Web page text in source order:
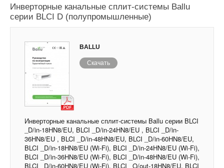
Инверторные канальные сплит-системы Ballu
серии BLCI D (полупромышленные)
BALLU
Скачать
Инверторные канальные сплит-системы Ballu серии BLCI
_D/in-18HN8/EU, BLCI _D/in-24HN8/EU , BLCI _D/in-
36HN8/EU , BLCI _D/in-48HN8/EU, BLCI _D/in-60HN8/EU,
BLCI _D/in-18HN8/EU (Wi-Fi), BLCI _D/in-24HN8/EU (Wi-Fi),
BLCI _D/in-36HN8/EU (Wi-Fi), BLCI _D/in-48HN8/EU (Wi-Fi),
BLCI _D/in-60HN8/EU (Wi-Fi), BLCI _O/out-18HN8/EU, BLCI